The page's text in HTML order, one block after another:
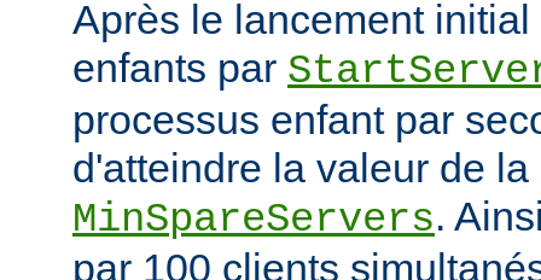
Après le lancement
enfants par
processus enfant par
d'atteindre la valeur de
MinSpareServers.
par 100 clients